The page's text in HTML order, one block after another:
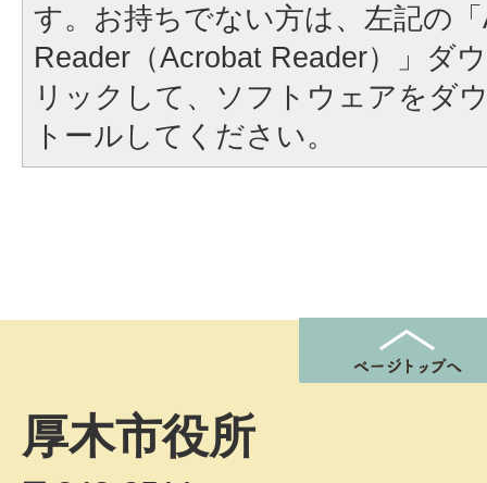
す。お持ちでない方は、左記の
Reader（Acrobat Reader）」ダ
リックして、ソフトウェアをダ
トールしてください。
厚木市役所